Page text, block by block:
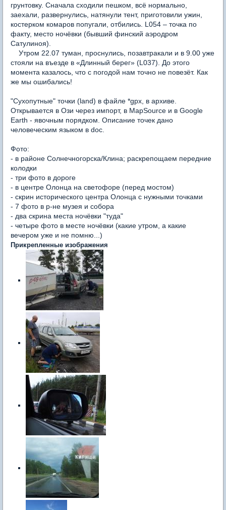
грунтовку. Сначала сходили пешком, всё нормально,
заехали, развернулись, натянули тент, приготовили ужин,
костерком комаров попугали, отбились. L054 – точка по
факту, место ночёвки (бывший финский аэродром
Сатулиноя).
Утром 22.07 туман, проснулись, позавтракали и в 9.00 уже
стояли на въезде в «Длинный берег» (L037). До этого
момента казалось, что с погодой нам точно не повезёт. Как
же мы ошибались!
"Сухопутные" точки (land) в файле *gpx, в архиве.
Открывается в Ози через импорт, в MapSource и в Google
Earth - явочным порядком. Описание точек дано
человеческим языком в doc.
Фото:
- в районе Солнечногорска/Клина; раскрепощаем передние
колодки
- три фото в дороге
- в центре Олонца на светофоре (перед мостом)
- скрин исторического центра Олонца с нужными точками
- 7 фото в р-не музея и собора
- два скрина места ночёвки "туда"
- четыре фото в месте ночёвки (какие утром, а какие
вечером уже и не помню...)
Прикрепленные изображения